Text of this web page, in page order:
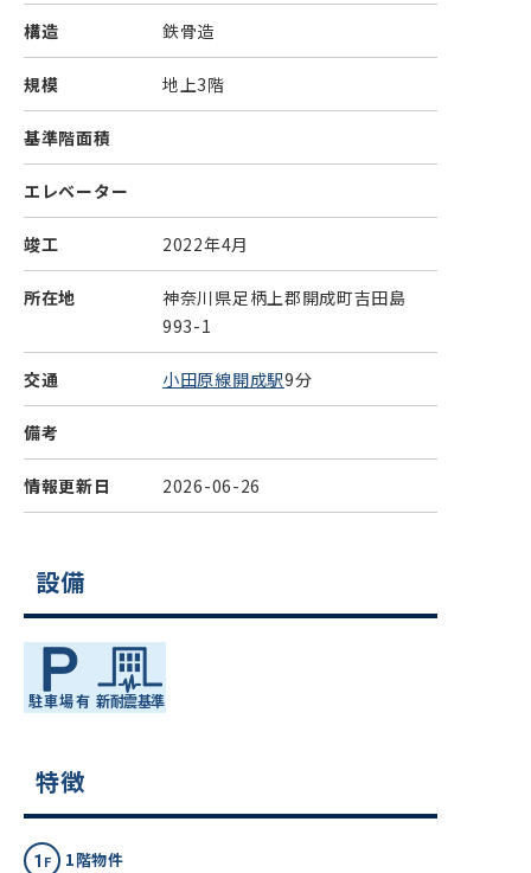
構造 鉄骨造
規模 地上3階
基準階面積
エレベーター
竣工 2022年4月
所在地
神奈川県足柄上郡開成町吉田島
993-1
交通 小田原線開成駅9分
備考
情報更新日 2026-06-26
設備
特徴
1階物件